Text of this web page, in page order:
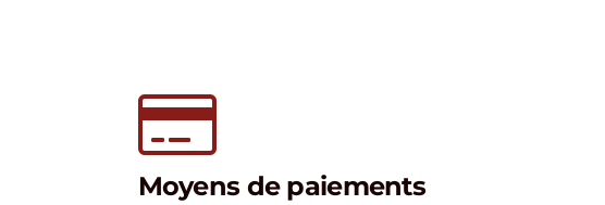
Moyens de paiements